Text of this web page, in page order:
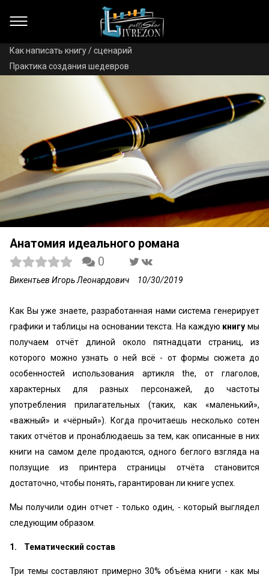
Как написать книгу / сценарий
Практика создания шедевров
Анатомия идеального романа
0
Викентьев Игорь Леонардович 10/30/2019
Как Вы уже знаете, разработанная нами система генерирует
графики и таблицы на основании текста. На каждую книгу мы
получаем отчёт длиной около пятнадцати страниц, из
которого можно узнать о ней всё - от формы сюжета до
особенностей использования артикля the, от глаголов,
характерных для разных персонажей, до частоты
употребления прилагательных (таких, как «маленький»,
«важный» и «чёрный»). Когда прочитаешь несколько сотен
таких отчётов и пронаблюдаешь за тем, как описанные в них
книги на самом деле продаются, одного беглого взгляда на
ползущие из принтера страницы отчёта становится
достаточно, чтобы понять, гарантирован ли книге успех.
Мы получили один отчет - только один, - который выглядел
следующим образом.
1. Тематический состав
Три темы составляют примерно 30% объёма книги - как мы